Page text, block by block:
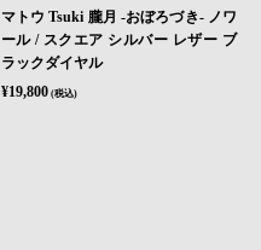
マトウ Tsuki 朧月 -おぼろづき- ノワ
ール / スクエア シルバー レザー ブ
ラックダイヤル
¥19,800 (税込)